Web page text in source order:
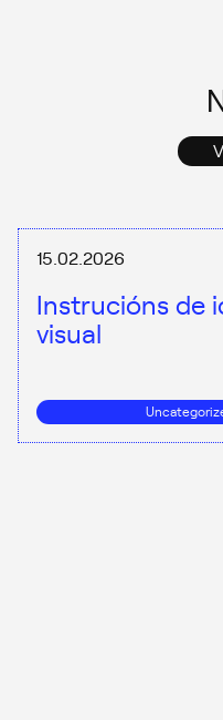
15.02.2026
Instrucións de
visual